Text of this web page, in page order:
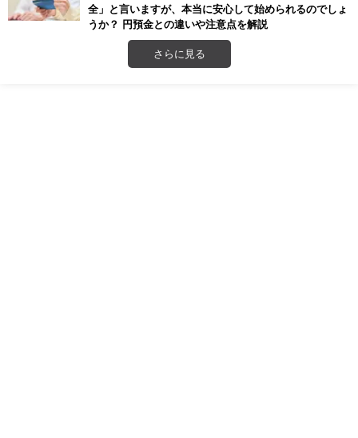
全」と言いますが、本当に安心して始められるのでしょ
うか？ 円預金との違いや注意点を解説
さらに見る